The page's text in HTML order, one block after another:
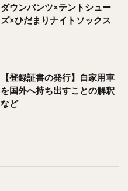
ダウンパンツ×テントシュー
ズ×ひだまりナイトソックス
【登録証書の発行】自家用車
を国外へ持ち出すことの解釈
など